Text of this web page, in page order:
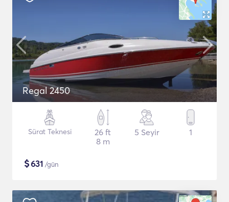
Regal 2450
Sürat Teknesi
26 ft
8 m
5 Seyir 1
$631 /gün